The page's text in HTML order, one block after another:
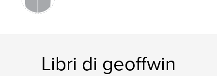
Libri di geoffwin